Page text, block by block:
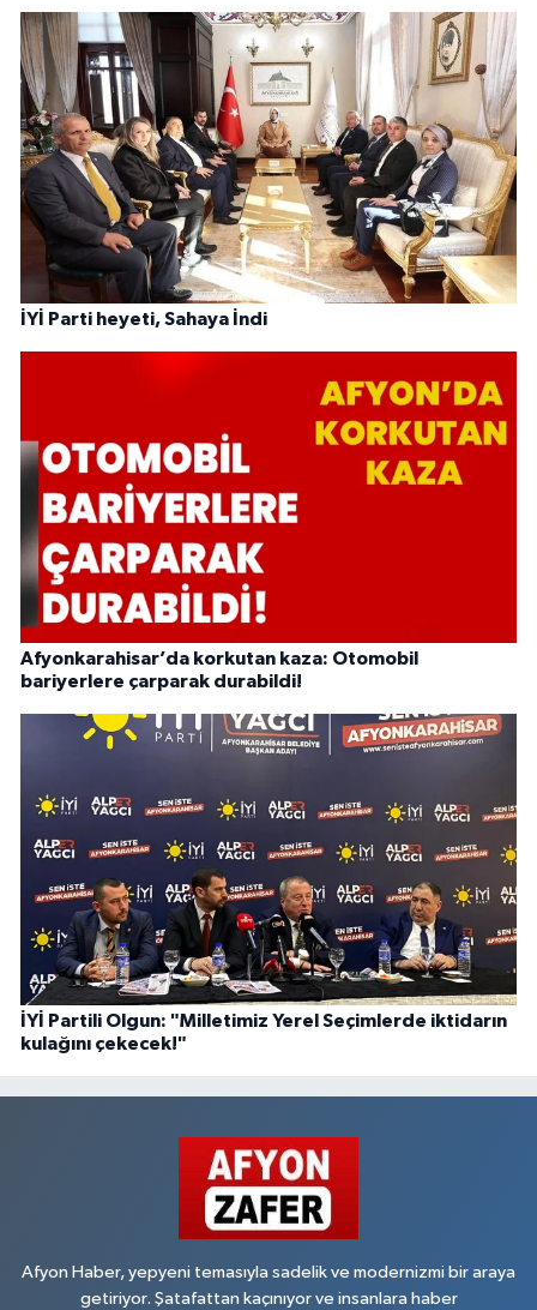
İYİ Parti heyeti, Sahaya İndi
Afyonkarahisar’da korkutan kaza: Otomobil
bariyerlere çarparak durabildi!
İYİ Partili Olgun: "Milletimiz Yerel Seçimlerde iktidarın
kulağını çekecek!"
Afyon Haber, yepyeni temasıyla sadelik ve modernizmi bir araya
getiriyor. Şatafattan kaçınıyor ve insanlara haber